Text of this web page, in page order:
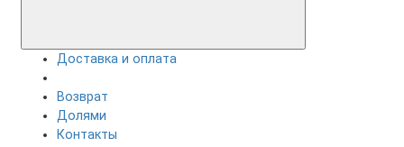
Доставка и оплата
Возврат
Долями
Контакты